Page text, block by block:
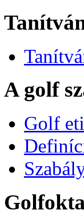
A golf
Golf